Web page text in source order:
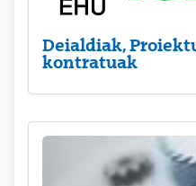
Deialdiak,
kontratuak